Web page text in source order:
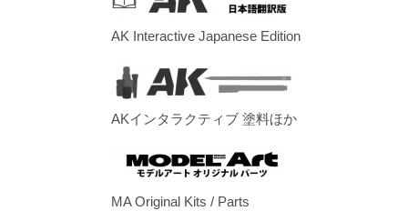
AK Interactive Japanese Edition
AKインタラクティブ 塗料ほか
MA Original Kits / Parts